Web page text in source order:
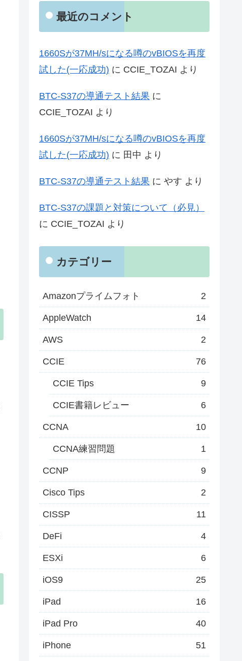
最近のコメント
1660Sが37MH/sになる噂のvBIOSを再度
試した(一応成功) に CCIE_TOZAI より
BTC-S37の導通テスト結果 に
CCIE_TOZAI より
1660Sが37MH/sになる噂のvBIOSを再度
試した(一応成功) に 田中 より
BTC-S37の導通テスト結果 に やす より
BTC-S37の課題と対策について（必見）
に CCIE_TOZAI より
カテゴリー
Amazonプライムフォト 2
AppleWatch 14
AWS 2
CCIE 76
CCIE Tips 9
CCIE書籍レビュー 6
CCNA 10
CCNA練習問題 1
CCNP 9
Cisco Tips 2
CISSP 11
DeFi 4
ESXi 6
iOS9 25
iPad 16
iPad Pro 40
iPhone 51